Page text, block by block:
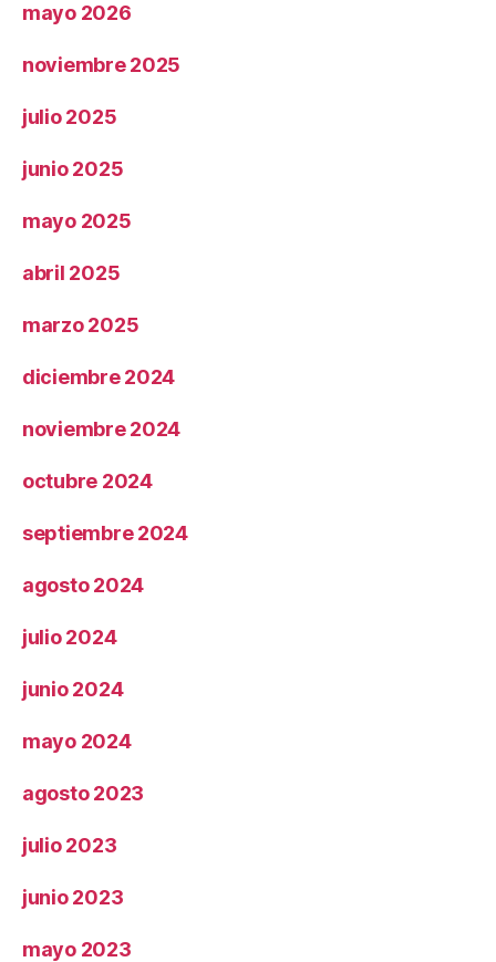
mayo 2026
noviembre 2025
julio 2025
junio 2025
mayo 2025
abril 2025
marzo 2025
diciembre 2024
noviembre 2024
octubre 2024
septiembre 2024
agosto 2024
julio 2024
junio 2024
mayo 2024
agosto 2023
julio 2023
junio 2023
mayo 2023